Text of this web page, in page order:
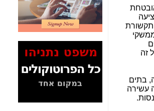
תקשורת
זה
בתים
עשירה
2" על תעלולי השר
משה כחלון -כאן
המשך חשיפת הבלוף
ששמו "מהפיכת
הסלולר" ואיך מסרסים
כאן
סיכום ביקור בסיליקון